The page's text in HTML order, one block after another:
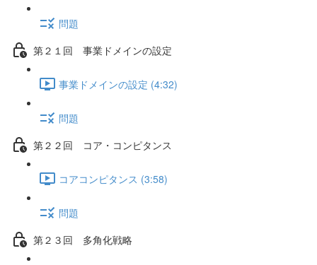
問題
第２１回 事業ドメインの設定
事業ドメインの設定 (4:32)
問題
第２２回 コア・コンピタンス
コアコンピタンス (3:58)
問題
第２３回 多角化戦略